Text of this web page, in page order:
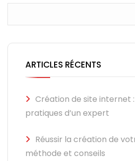
ARTICLES RÉCENTS
Création de site internet
pratiques d’un expert
Réussir la création de
méthode et conseils